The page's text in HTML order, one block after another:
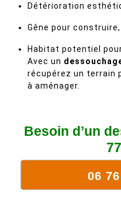
Détérioration
Gêne pour
Habitat potentiel
Avec un
récupérez un terrain
à aménager.
Besoin d’un
06